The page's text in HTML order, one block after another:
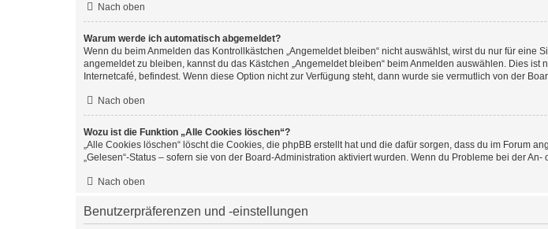
Nach oben
Warum werde ich automatisch abgemeldet?
Wenn du beim Anmelden das Kontrollkästchen „Angemeldet bleiben“ nicht auswählst, wirst du nur für
angemeldet zu bleiben, kannst du das Kästchen „Angemeldet bleiben“ beim Anmelden auswählen. Dies
Internetcafé, befindest. Wenn diese Option nicht zur Verfügung steht, dann wurde sie vermutlich von der
Nach oben
Wozu ist die Funktion „Alle Cookies löschen“?
„Alle Cookies löschen“ löscht die Cookies, die phpBB erstellt hat und die dafür sorgen, dass du im Forum
„Gelesen“-Status – sofern sie von der Board-Administration aktiviert wurden. Wenn du Probleme bei der
Nach oben
Benutzerpräferenzen und -einstellungen